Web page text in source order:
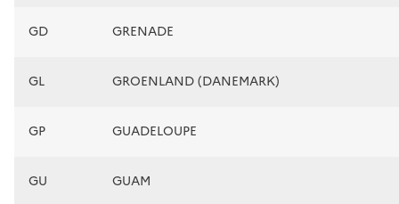
GD GRENADE
GL GROENLAND (DANEMARK)
GP GUADELOUPE
GU GUAM